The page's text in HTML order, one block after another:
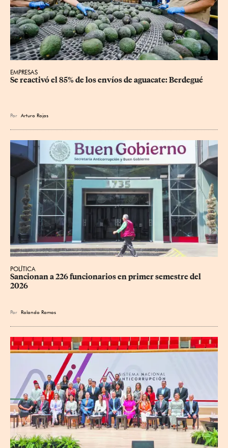
EMPRESAS
Se reactivó el 85% de los envíos de aguacate: Berdegué
Por Arturo Rojas
POLÍTICA
Sancionan a 226 funcionarios en primer semestre del
2026
Por Rolando Ramos